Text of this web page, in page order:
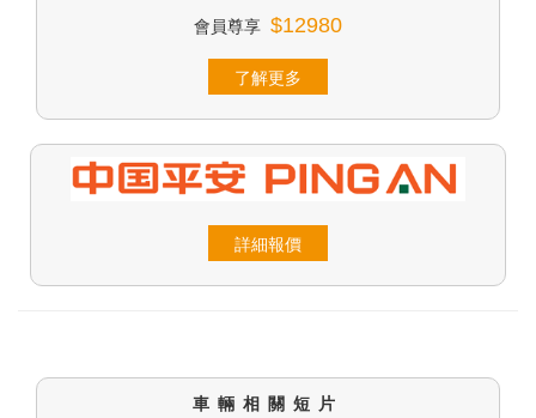
會員尊享 $12980
了解更多
詳細報價
車輛相關短片